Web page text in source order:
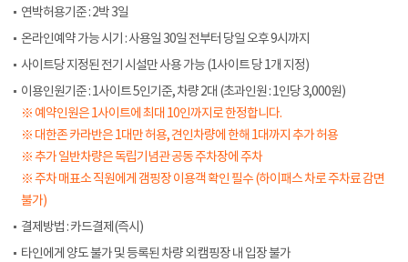
연박허용기준 : 2박 3일
온라인예약 가능 시기 : 사용일 30일 전부터 당일 오후 9시까지
사이트당 지정된 전기 시설만 사용 가능 (1사이트 당 1개 지정)
이용인원기준 : 1사이트 5인기준, 차량 2대 (초과인원 : 1인당 3,000원)
※ 예약인원은 1사이트에 최대 10인까지로 한정합니다.
※ 대한존 카라반은 1대만 허용, 견인차량에 한해 1대까지 추가 허용
※ 추가 일반차량은 독립기념관 공동 주차장에 주차
※ 주차 매표소 직원에게 갬핑장 이용객 확인 필수 (하이패스 차로 주차료 감면
불가)
결제방법 : 카드결제(즉시)
타인에게 양도 불가 및 등록된 차량 외 캠핑장 내 입장 불가